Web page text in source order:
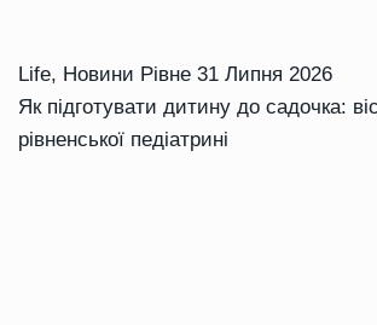
Life, Новини Рівне 31 Липня 2026
Як підготувати дитину до садочка:
рівненської педіатрині